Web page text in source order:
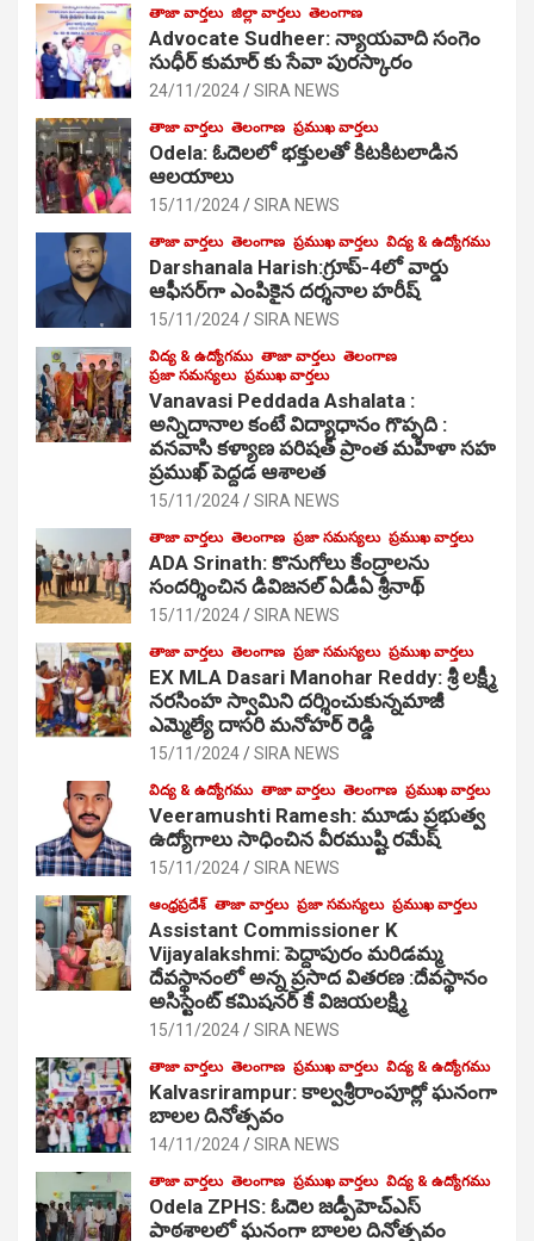
తాజా వార్తలు జిల్లా వార్తలు తెలంగాణ
Advocate Sudheer: న్యాయవాది సంగెం
సుధీర్ కుమార్ కు సేవా పురస్కారం
24/11/2024 SIRA NEWS
తాజా వార్తలు తెలంగాణ ప్రముఖ వార్తలు
Odela: ఓదెల‌లో భక్తులతో కిటకిటలాడిన
ఆల‌యాలు
15/11/2024 SIRA NEWS
తాజా వార్తలు తెలంగాణ ప్రముఖ వార్తలు విద్య & ఉద్యోగము
Darshanala Harish:గ్రూప్-4లో వార్డు
ఆఫీసర్‌గా ఎంపికైన దర్శనాల హరీష్
15/11/2024 SIRA NEWS
విద్య & ఉద్యోగము తాజా వార్తలు తెలంగాణ
ప్రజా సమస్యలు ప్రముఖ వార్తలు
Vanavasi Peddada Ashalata :
అన్నిదానాల కంటే విద్యాధానం గొప్పది :
వనవాసి కళ్యాణ పరిషత్ ప్రాంత మహిళా సహ
ప్రముఖ్ పెద్దడ ఆశాలత
15/11/2024 SIRA NEWS
తాజా వార్తలు తెలంగాణ ప్రజా సమస్యలు ప్రముఖ వార్తలు
ADA Srinath: కొనుగోలు కేంద్రాల‌ను
సంద‌ర్శించిన డివిజనల్ ఏడీఏ శ్రీనాథ్
15/11/2024 SIRA NEWS
తాజా వార్తలు తెలంగాణ ప్రజా సమస్యలు ప్రముఖ వార్తలు
EX MLA Dasari Manohar Reddy: శ్రీ లక్ష్మీ
నరసింహ స్వామిని దర్శించుకున్నమాజీ
ఎమ్మెల్యే దాసరి మనోహర్ రెడ్డి
15/11/2024 SIRA NEWS
విద్య & ఉద్యోగము తాజా వార్తలు తెలంగాణ ప్రముఖ వార్తలు
Veeramushti Ramesh: మూడు ప్రభుత్వ
ఉద్యోగాలు సాధించిన వీరముష్టి రమేష్
15/11/2024 SIRA NEWS
ఆంధ్రప్రదేశ్ తాజా వార్తలు ప్రజా సమస్యలు ప్రముఖ వార్తలు
Assistant Commissioner K
Vijayalakshmi: పెద్దాపురం మరిడమ్మ
దేవస్థానంలో అన్న ప్రసాద వితరణ :దేవస్థానం
అసిస్టెంట్ కమిషనర్ కే విజయలక్ష్మి
15/11/2024 SIRA NEWS
తాజా వార్తలు తెలంగాణ ప్రముఖ వార్తలు విద్య & ఉద్యోగము
Kalvasrirampur: కాల్వశ్రీరాంపూర్లో ఘనంగా
బాలల దినోత్సవం
14/11/2024 SIRA NEWS
తాజా వార్తలు తెలంగాణ ప్రముఖ వార్తలు విద్య & ఉద్యోగము
Odela ZPHS: ఓదెల జ‌డ్పీహెచ్ఎస్
పాఠ‌శాల‌లో ఘనంగా బాలల దినోత్సవం